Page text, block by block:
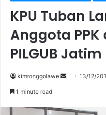
KPU Tuban
Anggota PPK
PILGUB
kimronggolawe
d
13/12/
1 minute read